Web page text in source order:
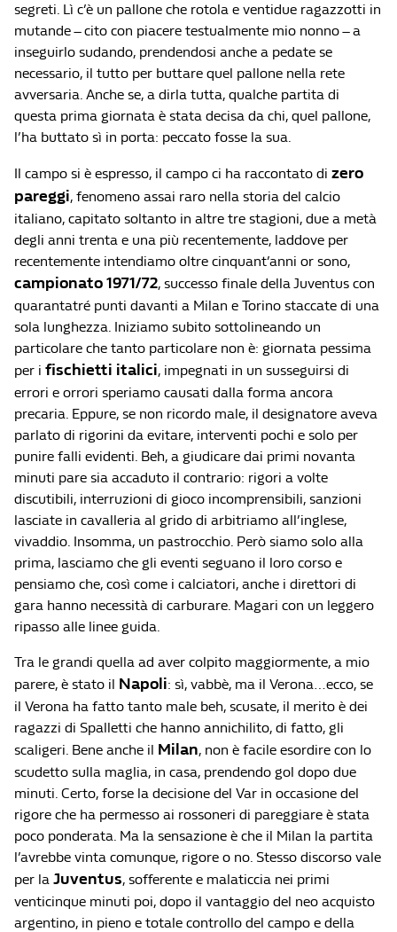
segreti. Lì c’è un pallone che rotola e ventidue ragazzotti in
mutande – cito con piacere testualmente mio nonno – a
inseguirlo sudando, prendendosi anche a pedate se
necessario, il tutto per buttare quel pallone nella rete
avversaria. Anche se, a dirla tutta, qualche partita di
questa prima giornata è stata decisa da chi, quel pallone,
l’ha buttato sì in porta: peccato fosse la sua.
Il campo si è espresso, il campo ci ha raccontato di zero
pareggi, fenomeno assai raro nella storia del calcio
italiano, capitato soltanto in altre tre stagioni, due a metà
degli anni trenta e una più recentemente, laddove per
recentemente intendiamo oltre cinquant’anni or sono,
campionato 1971/72, successo finale della Juventus con
quarantatré punti davanti a Milan e Torino staccate di una
sola lunghezza. Iniziamo subito sottolineando un
particolare che tanto particolare non è: giornata pessima
per i fischietti italici, impegnati in un susseguirsi di
errori e orrori speriamo causati dalla forma ancora
precaria. Eppure, se non ricordo male, il designatore aveva
parlato di rigorini da evitare, interventi pochi e solo per
punire falli evidenti. Beh, a giudicare dai primi novanta
minuti pare sia accaduto il contrario: rigori a volte
discutibili, interruzioni di gioco incomprensibili, sanzioni
lasciate in cavalleria al grido di arbitriamo all’inglese,
vivaddio. Insomma, un pastrocchio. Però siamo solo alla
prima, lasciamo che gli eventi seguano il loro corso e
pensiamo che, così come i calciatori, anche i direttori di
gara hanno necessità di carburare. Magari con un leggero
ripasso alle linee guida.
Tra le grandi quella ad aver colpito maggiormente, a mio
parere, è stato il Napoli: sì, vabbè, ma il Verona…ecco, se
il Verona ha fatto tanto male beh, scusate, il merito è dei
ragazzi di Spalletti che hanno annichilito, di fatto, gli
scaligeri. Bene anche il Milan, non è facile esordire con lo
scudetto sulla maglia, in casa, prendendo gol dopo due
minuti. Certo, forse la decisione del Var in occasione del
rigore che ha permesso ai rossoneri di pareggiare è stata
poco ponderata. Ma la sensazione è che il Milan la partita
l’avrebbe vinta comunque, rigore o no. Stesso discorso vale
per la Juventus, sofferente e malaticcia nei primi
venticinque minuti poi, dopo il vantaggio del neo acquisto
argentino, in pieno e totale controllo del campo e della